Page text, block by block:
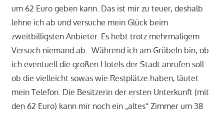
um 62 Euro geben kann. Das ist mir zu teuer, deshalb
lehne ich ab und versuche mein Glück beim
zweitbilligsten Anbieter. Es hebt trotz mehrmaligem
Versuch niemand ab. Während ich am Grübeln bin, ob
ich eventuell die großen Hotels der Stadt anrufen soll
ob die vielleicht sowas wie Restplätze haben, läutet
mein Telefon. Die Besitzerin der ersten Unterkunft (mit
den 62 Euro) kann mir noch ein „altes“ Zimmer um 38